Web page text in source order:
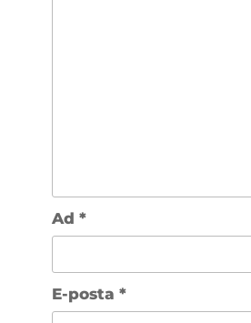
Ad *
E-posta *